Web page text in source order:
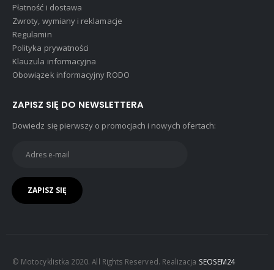
Płatność i dostawa
Zwroty, wymiany i reklamacje
Regulamin
Polityka prywatności
Klauzula informacyjna
Obowiązek informacyjny RODO
ZAPISZ SIĘ DO NEWSLETTERA
Dowiedz się pierwszy o promocjach i nowych ofertach:
© Motocyklistka 2020. All Rights Reserved. Realizacja SEOSEM24